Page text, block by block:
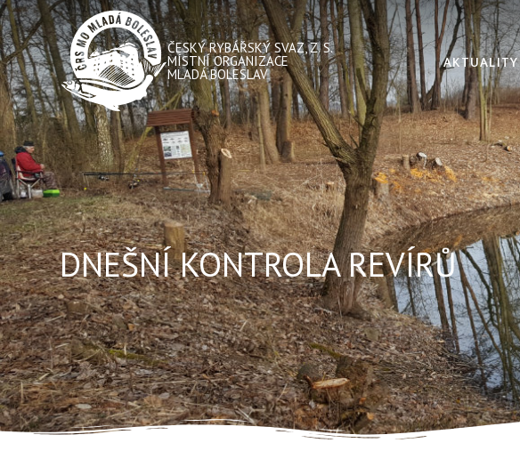
ČESKÝ RYBÁŘSKÝ SVAZ, Z. S.
MÍSTNÍ ORGANIZACE
MLADÁ BOLESLAV
AKTUALITY
DNEŠNÍ KONTROLA REVÍRŮ